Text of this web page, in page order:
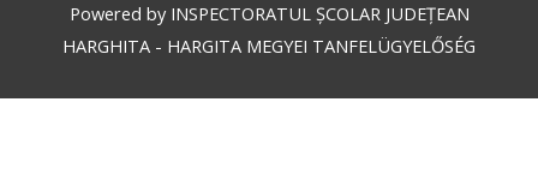
Powered by INSPECTORATUL ȘCOLAR JUDEȚEAN
HARGHITA - HARGITA MEGYEI TANFELÜGYELŐSÉG